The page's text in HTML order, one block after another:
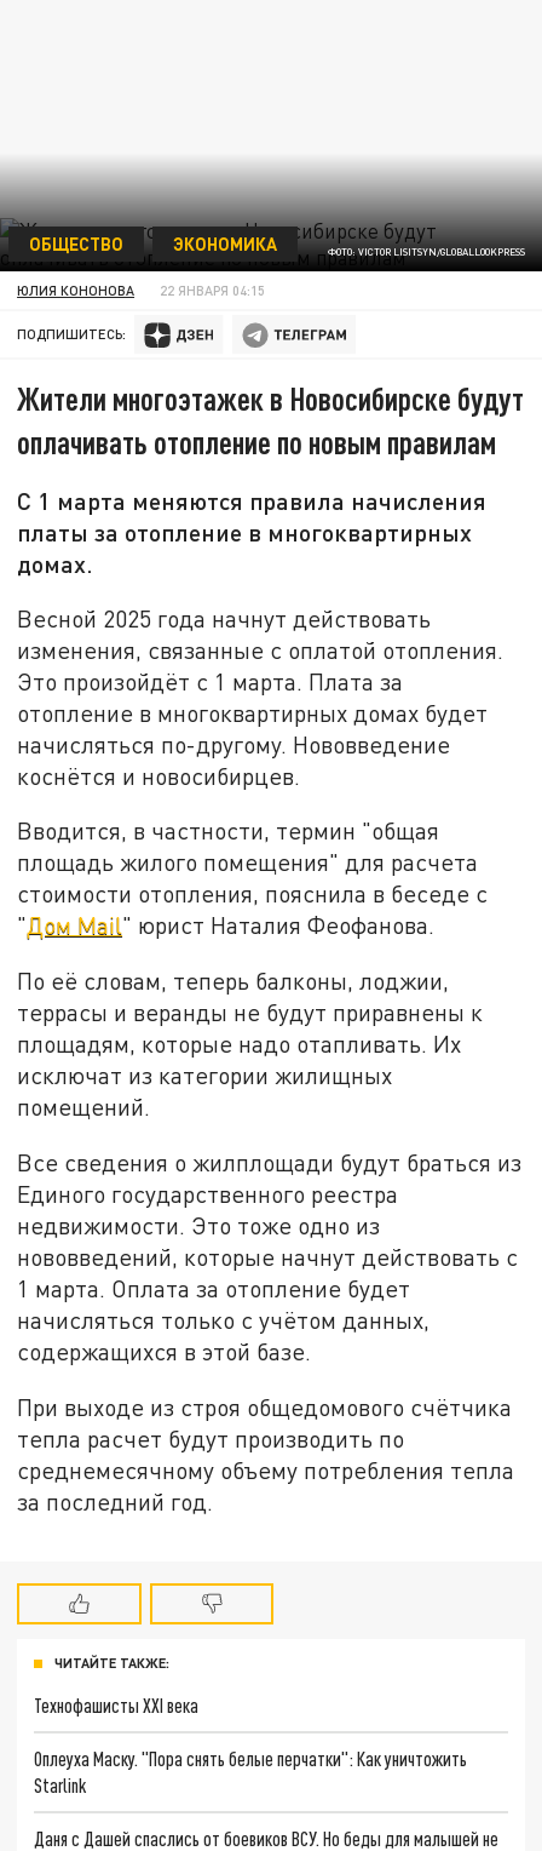
ФОТО: VICTOR LISITSYN/GLOBALLOOKPRESS
ОБЩЕСТВО ЭКОНОМИКА
ЮЛИЯ КОНОНОВА 22 ЯНВАРЯ 04:15
ПОДПИШИТЕСЬ:
Жители многоэтажек в Новосибирске будут
оплачивать отопление по новым правилам
С 1 марта меняются правила начисления
платы за отопление в многоквартирных
домах.
Весной 2025 года начнут действовать
изменения, связанные с оплатой отопления.
Это произойдёт с 1 марта. Плата за
отопление в многоквартирных домах будет
начисляться по-другому. Нововведение
коснётся и новосибирцев.
Вводится, в частности, термин "общая
площадь жилого помещения" для расчета
стоимости отопления, пояснила в беседе с
"Дом Mail" юрист Наталия Феофанова.
По её словам, теперь балконы, лоджии,
террасы и веранды не будут приравнены к
площадям, которые надо отапливать. Их
исключат из категории жилищных
помещений.
Все сведения о жилплощади будут браться из
Единого государственного реестра
недвижимости. Это тоже одно из
нововведений, которые начнут действовать с
1 марта. Оплата за отопление будет
начисляться только с учётом данных,
содержащихся в этой базе.
При выходе из строя общедомового счётчика
тепла расчет будут производить по
среднемесячному объему потребления тепла
за последний год.
ЧИТАЙТЕ ТАКЖЕ:
Технофашисты XXI века
Оплеуха Маску. "Пора снять белые перчатки": Как уничтожить
Starlink
Даня с Дашей спаслись от боевиков ВСУ. Но беды для малышей не